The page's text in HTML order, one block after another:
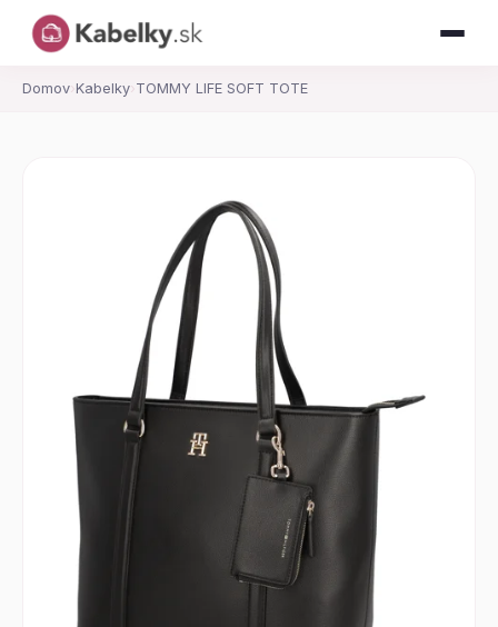
Domov› Kabelky› TOMMY LIFE SOFT TOTE